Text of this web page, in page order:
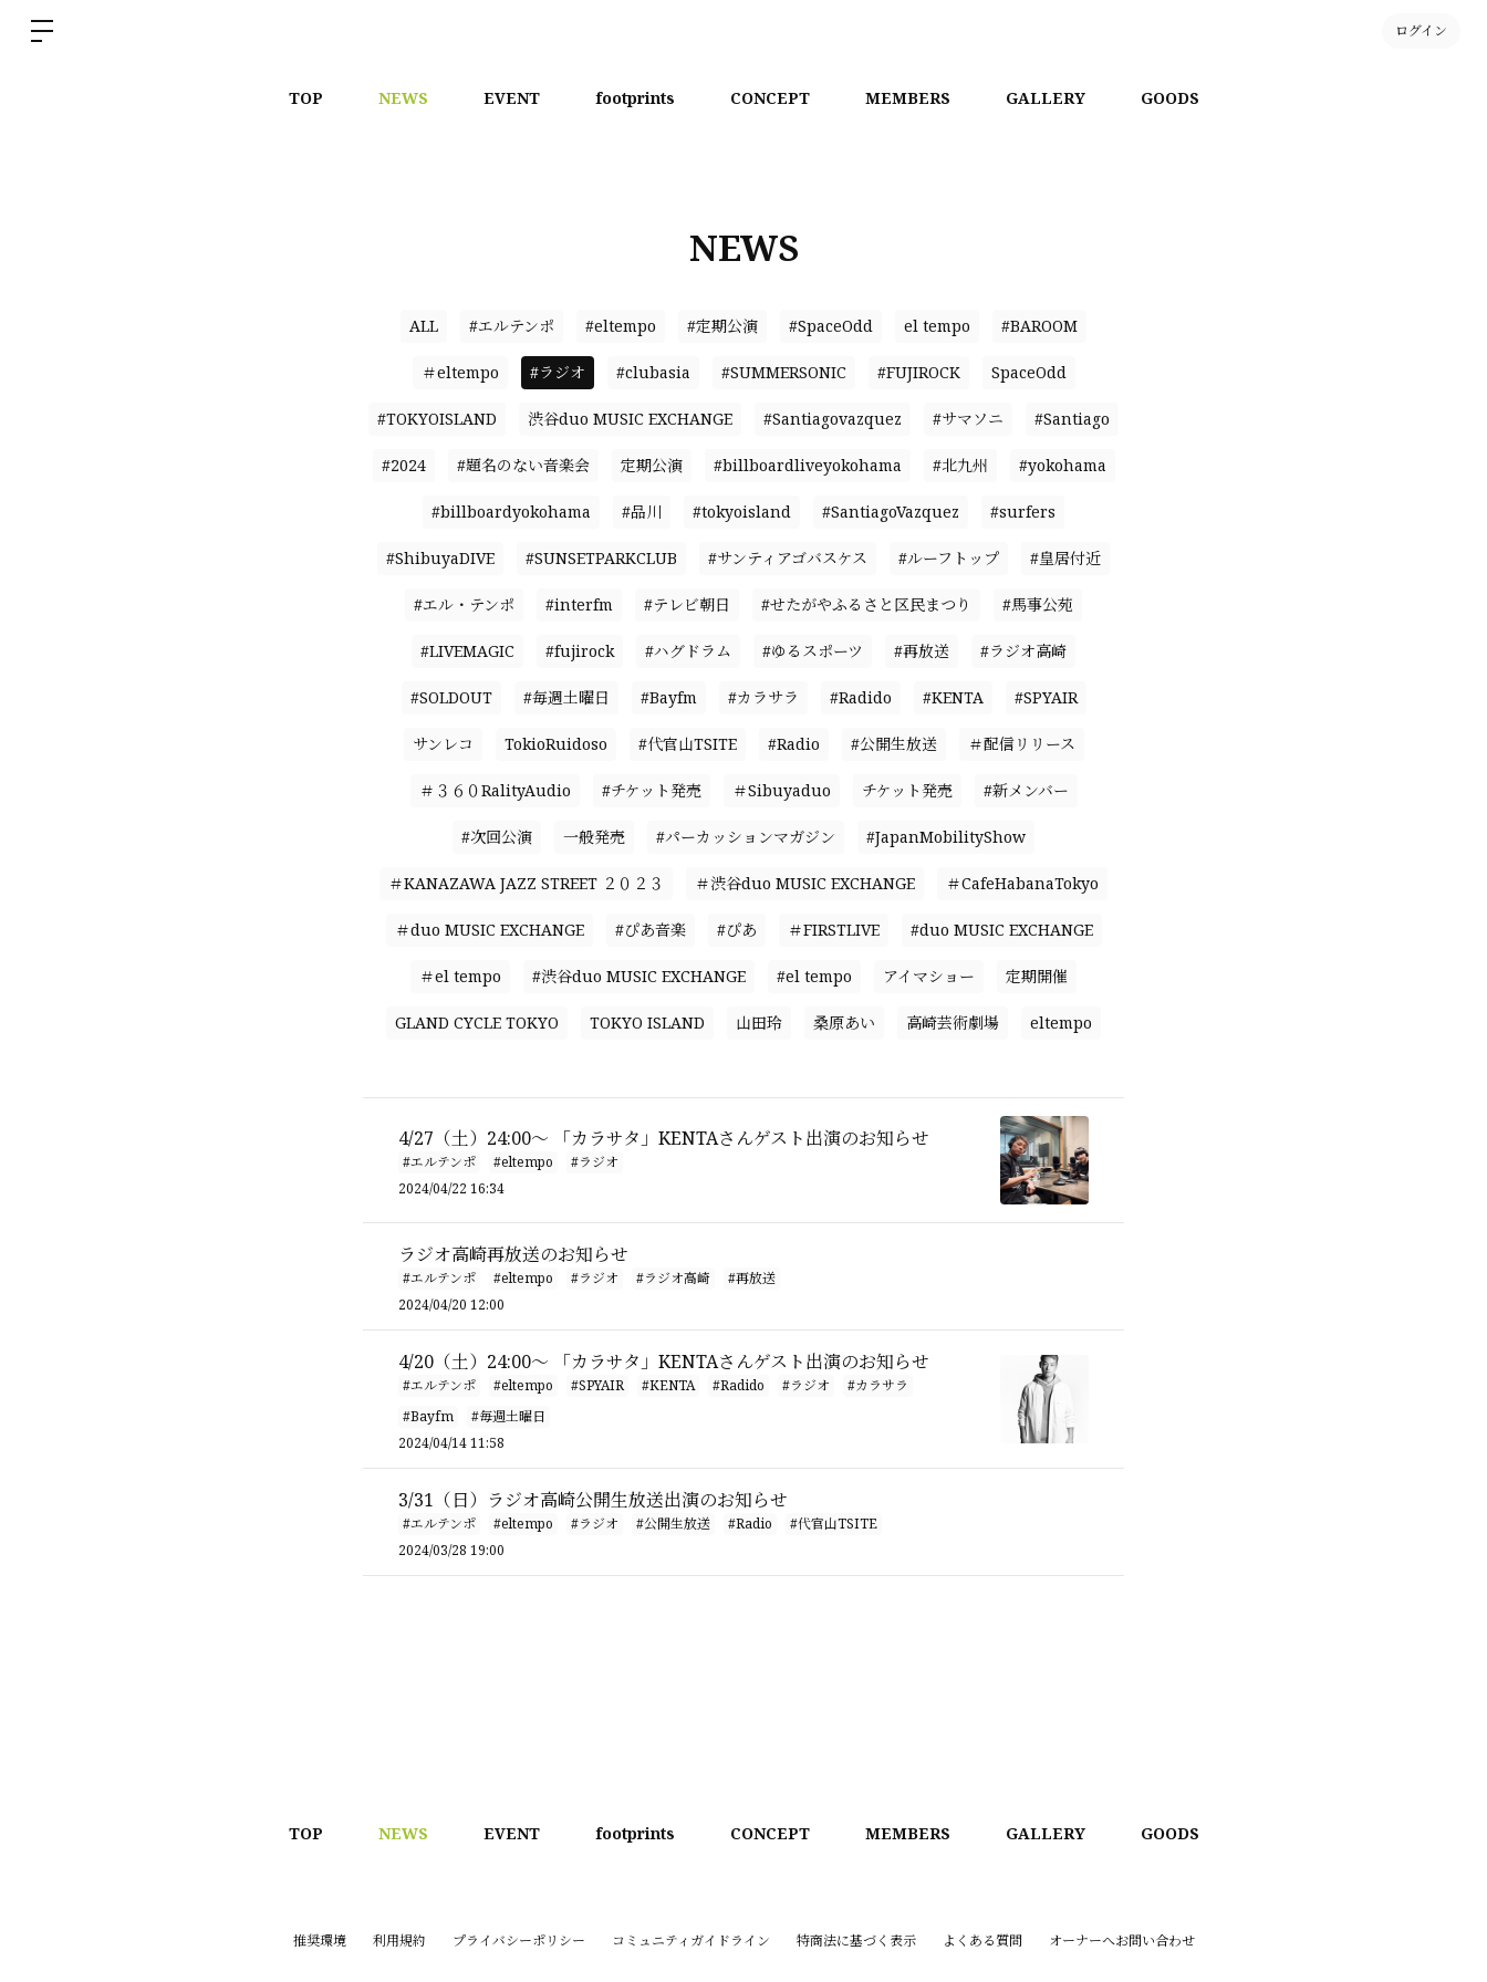
ログイン
TOP NEWS EVENT footprints CONCEPT MEMBERS GALLERY GOODS
NEWS
ALL #エルテンポ #eltempo #定期公演 #SpaceOdd el tempo #BAROOM
＃eltempo #ラジオ #clubasia #SUMMERSONIC #FUJIROCK SpaceOdd
#TOKYOISLAND 渋谷duo MUSIC EXCHANGE #Santiagovazquez #サマソニ #Santiago
#2024 #題名のない音楽会 定期公演 #billboardliveyokohama #北九州 #yokohama
#billboardyokohama #品川 #tokyoisland #SantiagoVazquez #surfers
#ShibuyaDIVE #SUNSETPARKCLUB #サンティアゴバスケス #ルーフトップ #皇居付近
#エル・テンポ #interfm #テレビ朝日 #せたがやふるさと区民まつり #馬事公苑
#LIVEMAGIC #fujirock #ハグドラム #ゆるスポーツ #再放送 #ラジオ高崎
#SOLDOUT #毎週土曜日 #Bayfm #カラサラ #Radido #KENTA #SPYAIR
サンレコ TokioRuidoso #代官山TSITE #Radio #公開生放送 ＃配信リリース
＃３６０RalityAudio #チケット発売 ＃Sibuyaduo チケット発売 #新メンバー
#次回公演 一般発売 #パーカッションマガジン #JapanMobilityShow
＃KANAZAWA JAZZ STREET ２０２３ ＃渋谷duo MUSIC EXCHANGE ＃CafeHabanaTokyo
＃duo MUSIC EXCHANGE #ぴあ音楽 #ぴあ ＃FIRSTLIVE #duo MUSIC EXCHANGE
＃el tempo #渋谷duo MUSIC EXCHANGE #el tempo アイマショー 定期開催
GLAND CYCLE TOKYO TOKYO ISLAND 山田玲 桑原あい 高崎芸術劇場 eltempo
4/27（土）24:00〜 「カラサタ」KENTAさんゲスト出演のお知らせ
#エルテンポ #eltempo
#ラジオ
2024/04/22 16:34
ラジオ高崎再放送のお知らせ
#エルテンポ #eltempo #ラジオ #ラジオ高崎
#再放送
2024/04/20 12:00
4/20（土）24:00〜 「カラサタ」KENTAさんゲスト出演のお知らせ
#エルテンポ #eltempo #SPYAIR #KENTA #Radido #ラジオ
#カラサラ
#Bayfm
#毎週土曜日
2024/04/14 11:58
3/31（日）ラジオ高崎公開生放送出演のお知らせ
#エルテンポ #eltempo #ラジオ #公開生放送 #Radio
#代官山TSITE
2024/03/28 19:00
TOP NEWS EVENT footprints CONCEPT MEMBERS GALLERY GOODS
推奨環境 利用規約 プライバシーポリシー コミュニティガイドライン 特商法に基づく表示 よくある質問 オーナーへお問い合わせ